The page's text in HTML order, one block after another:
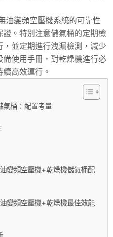
油變頻空壓機系統的可靠性
證。特別注意儲氣桶的定期檢
並定期進行洩漏檢測，減少
備使用手冊，對乾燥機進行必
高效運行。
氣桶：配置考量
變頻空壓機+乾燥機儲氣桶配
變頻空壓機+乾燥機最佳效能